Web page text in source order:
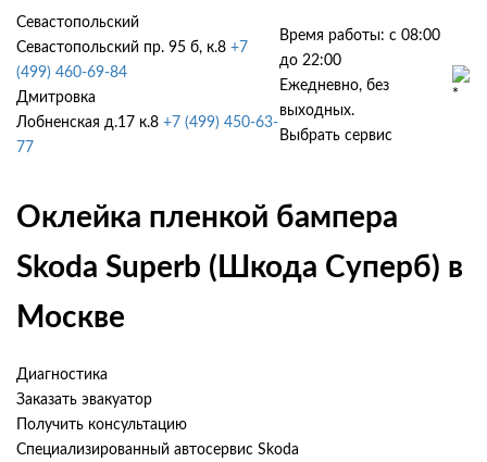
Севастопольский
Севастопольский пр. 95 б, к.8 +7
(499) 460-69-84
Дмитровка
Лобненская д.17 к.8 +7 (499) 450-63-
77
Время работы: с 08:00
до 22:00
Ежедневно, без
выходных.
Выбрать сервис
Оклейка пленкой бампера
Skoda Superb (Шкода Суперб) в
Москве
Диагностика
Заказать эвакуатор
Получить консультацию
Специализированный автосервис Skoda